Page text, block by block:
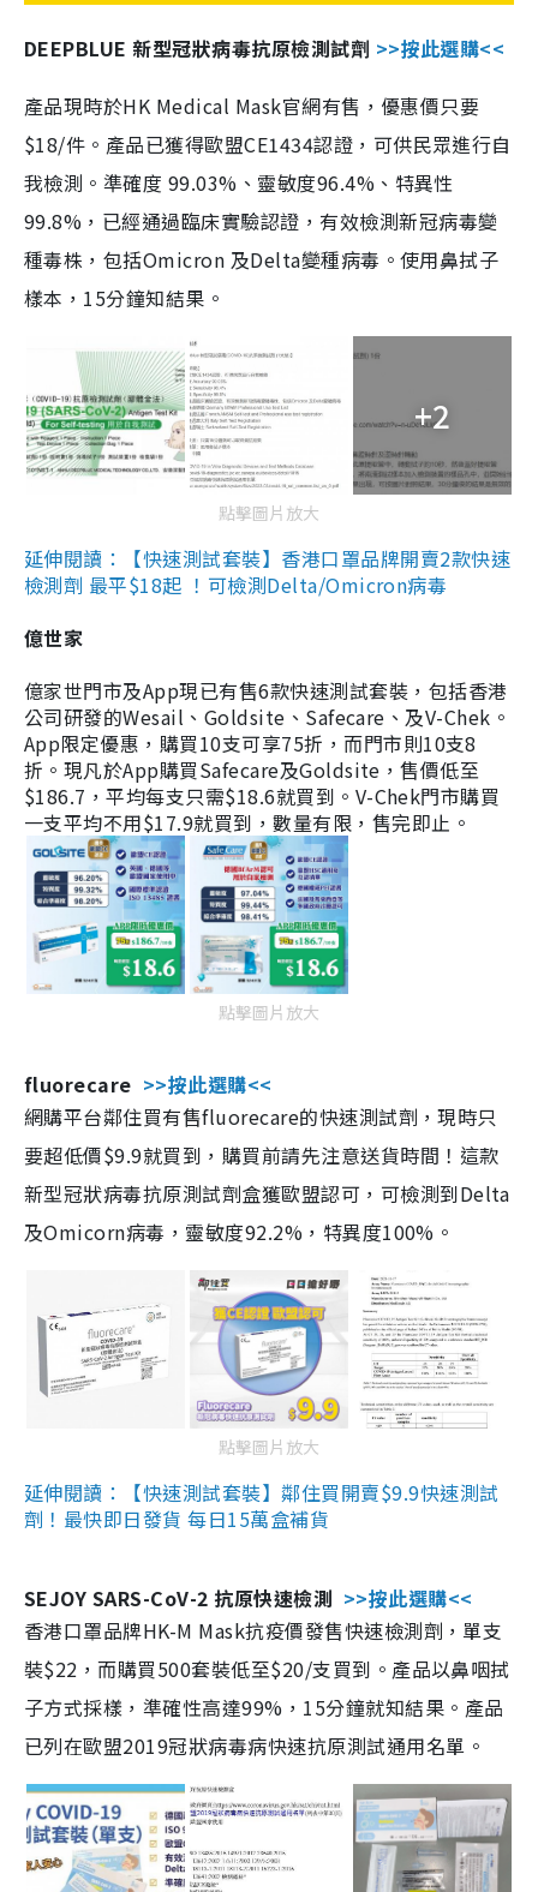
DEEPBLUE 新型冠狀病毒抗原檢測試劑 >>按此選購<<
產品現時於HK Medical Mask官網有售，優惠價只要
$18/件。產品已獲得歐盟CE1434認證，可供民眾進行自
我檢測。準確度 99.03%、靈敏度96.4%、特異性
99.8%，已經通過臨床實驗認證，有效檢測新冠病毒變
種毒株，包括Omicron 及Delta變種病毒。使用鼻拭子
樣本，15分鐘知結果。
+2
點擊圖片放大
延伸閱讀：【快速測試套裝】香港口罩品牌開賣2款快速
檢測劑 最平$18起 ！可檢測Delta/Omicron病毒
億世家
億家世門市及App現已有售6款快速測試套裝，包括香港
公司研發的Wesail、Goldsite、Safecare、及V-Chek。
App限定優惠，購買10支可享75折，而門市則10支8
折。現凡於App購買Safecare及Goldsite，售價低至
$186.7，平均每支只需$18.6就買到。V-Chek門市購買
一支平均不用$17.9就買到，數量有限，售完即止。
點擊圖片放大
fluorecare >>按此選購<<
網購平台鄰住買有售fluorecare的快速測試劑，現時只
要超低價$9.9就買到，購買前請先注意送貨時間！這款
新型冠狀病毒抗原測試劑盒獲歐盟認可，可檢測到Delta
及Omicorn病毒，靈敏度92.2%，特異度100%。
點擊圖片放大
延伸閱讀：【快速測試套裝】鄰住買開賣$9.9快速測試
劑！最快即日發貨 每日15萬盒補貨
SEJOY SARS-CoV-2 抗原快速檢測 >>按此選購<<
香港口罩品牌HK-M Mask抗疫價發售快速檢測劑，單支
裝$22，而購買500套裝低至$20/支買到。產品以鼻咽拭
子方式採樣，準確性高達99%，15分鐘就知結果。產品
已列在歐盟2019冠狀病毒病快速抗原測試通用名單。